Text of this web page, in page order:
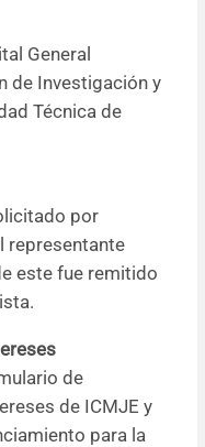
General
de Investigación y
Técnica de
por
representante
este fue remitido
de
de ICMJE y
para la